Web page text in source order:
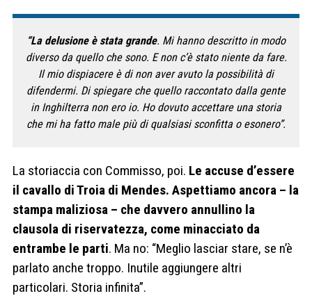
“La delusione è stata grande. Mi hanno descritto in modo
diverso da quello che sono. E non c’è stato niente da fare.
Il mio dispiacere è di non aver avuto la possibilità di
difendermi. Di spiegare che quello raccontato dalla gente
in Inghilterra non ero io. Ho dovuto accettare una storia
che mi ha fatto male più di qualsiasi sconfitta o esonero”.
La storiaccia con Commisso, poi. Le accuse d’essere
il cavallo di Troia di Mendes. Aspettiamo ancora – la
stampa maliziosa – che davvero annullino la
clausola di riservatezza, come minacciato da
entrambe le parti. Ma no: “Meglio lasciar stare, se n’è
parlato anche troppo. Inutile aggiungere altri
particolari. Storia infinita”.